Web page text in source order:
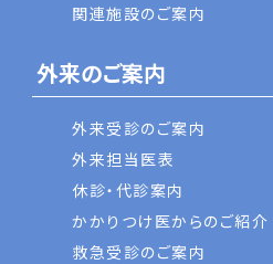
関連施設のご案内
外来のご案内
外来受診のご案内
外来担当医表
休診・代診案内
かかりつけ医からのご紹介
救急受診のご案内